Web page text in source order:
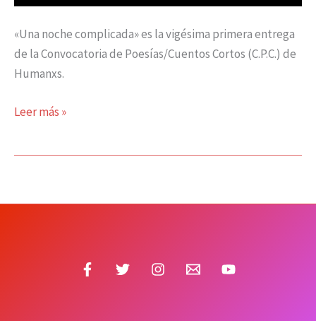
«Una noche complicada» es la vigésima primera entrega
de la Convocatoria de Poesías/Cuentos Cortos (C.P.C.) de
Humanxs.
Leer más »